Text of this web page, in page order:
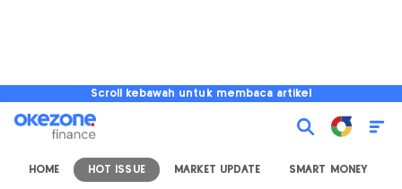
Scroll kebawah untuk membaca artikel
HOME HOT ISSUE MARKET UPDATE SMART MONEY